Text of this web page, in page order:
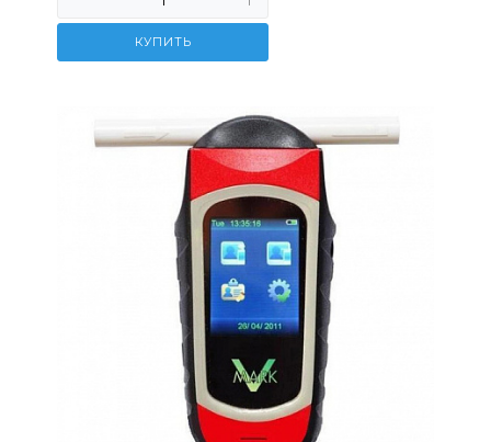
КУПИТЬ